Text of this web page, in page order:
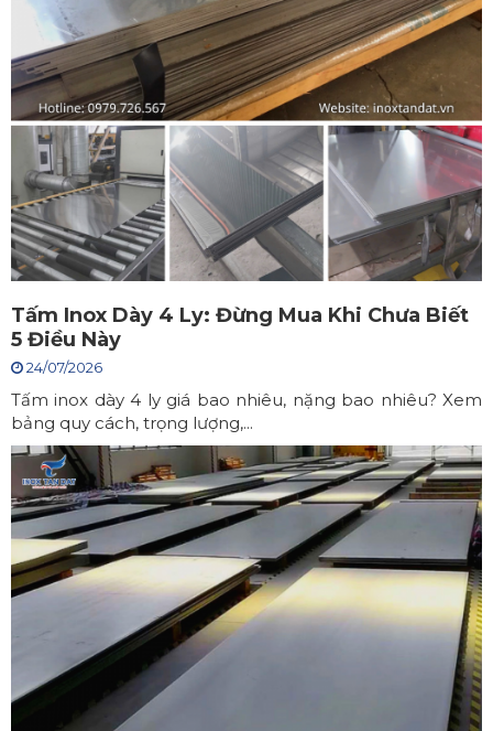
Tấm Inox Dày 4 Ly: Đừng Mua Khi Chưa Biết
5 Điều Này
24/07/2026
Tấm inox dày 4 ly giá bao nhiêu, nặng bao nhiêu? Xem
bảng quy cách, trọng lượng,...